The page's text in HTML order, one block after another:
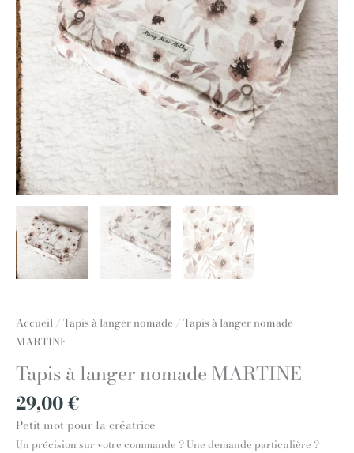
Accueil / Tapis à langer nomade / Tapis à langer nomade
MARTINE
Tapis à langer nomade MARTINE
29,00€
Petit mot pour la créatrice
Un précision sur votre commande ? Une demande particulière ?